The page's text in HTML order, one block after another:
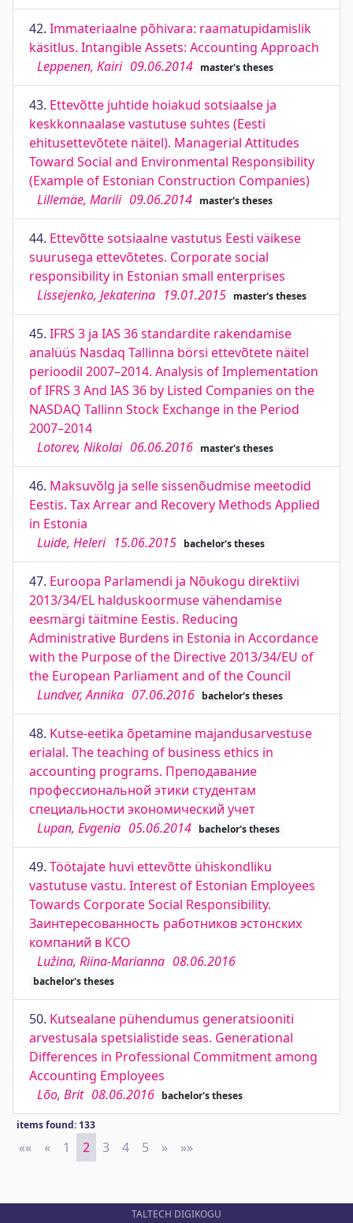
42. Immateriaalne põhivara: raamatupidamislik
käsitlus. Intangible Assets: Accounting Approach
Leppenen, Kairi 09.06.2014 master's theses
43. Ettevõtte juhtide hoiakud sotsiaalse ja
keskkonnaalase vastutuse suhtes (Eesti
ehitusettevõtete näitel). Managerial Attitudes
Toward Social and Environmental Responsibility
(Example of Estonian Construction Companies)
Lillemäe, Marili 09.06.2014 master's theses
44. Ettevõtte sotsiaalne vastutus Eesti väikese
suurusega ettevõtetes. Corporate social
responsibility in Estonian small enterprises
Lissejenko, Jekaterina 19.01.2015 master's theses
45. IFRS 3 ja IAS 36 standardite rakendamise
analüüs Nasdaq Tallinna börsi ettevõtete näitel
perioodil 2007–2014. Analysis of Implementation
of IFRS 3 And IAS 36 by Listed Companies on the
NASDAQ Tallinn Stock Exchange in the Period
2007–2014
Lotorev, Nikolai 06.06.2016 master's theses
46. Maksuvõlg ja selle sissenõudmise meetodid
Eestis. Tax Arrear and Recovery Methods Applied
in Estonia
Luide, Heleri 15.06.2015 bachelor's theses
47. Euroopa Parlamendi ja Nõukogu direktiivi
2013/34/EL halduskoormuse vähendamise
eesmärgi täitmine Eestis. Reducing
Administrative Burdens in Estonia in Accordance
with the Purpose of the Directive 2013/34/EU of
the European Parliament and of the Council
Lundver, Annika 07.06.2016 bachelor's theses
48. Kutse-eetika õpetamine majandusarvestuse
erialal. The teaching of business ethics in
accounting programs. Преподавание
профессиональной этики студентам
специальности экономический учет
Lupan, Evgenia 05.06.2014 bachelor's theses
49. Töötajate huvi ettevõtte ühiskondliku
vastutuse vastu. Interest of Estonian Employees
Towards Corporate Social Responsibility.
Заинтересованность работников эстонских
компаний в КСО
Lužina, Riina-Marianna 08.06.2016
bachelor's theses
50. Kutsealane pühendumus generatsiooniti
arvestusala spetsialistide seas. Generational
Differences in Professional Commitment among
Accounting Employees
Lõo, Brit 08.06.2016 bachelor's theses
items found: 133
«« First
« Previous
1 2 3 4 5 » Next
»»
TALTECH DIGIKOGU